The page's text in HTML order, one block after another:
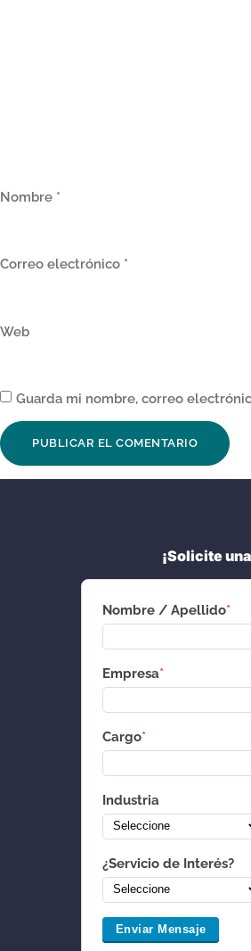
Nombre *
Correo electrónico *
Web
Guarda mi nombre, correo
¡Solicite
Nombre / Apellido*
Empresa*
Cargo*
Industria
¿Servicio de Interés?
Enviar Mensaje